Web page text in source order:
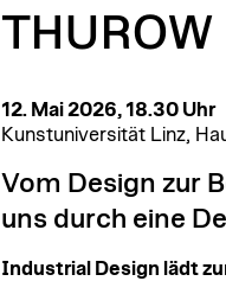
THUROW
12. Mai 2026, 18.30 Uhr
Kunstuniversität Linz,
Vom Design zur
uns durch eine
Industrial Design lädt